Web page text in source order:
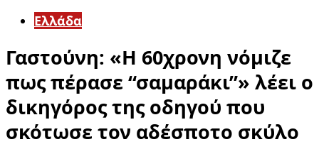
Ελλάδα
Γαστούνη: «Η 60χρονη νόμιζε
πως πέρασε “σαμαράκι”» λέει ο
δικηγόρος της οδηγού που
σκότωσε τον αδέσποτο σκύλο